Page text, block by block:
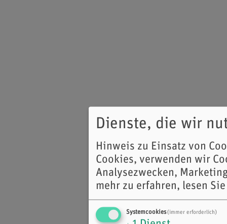
Dienste, die wir
Hinweis zu Einsatz von
Cookies, verwenden wir
Analysezwecken,
mehr zu erfahren, lesen
Systemcookies(immer erforderlich)